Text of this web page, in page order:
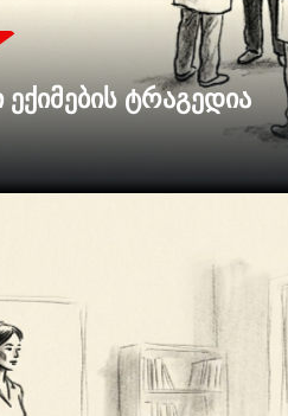
ტრაგედია